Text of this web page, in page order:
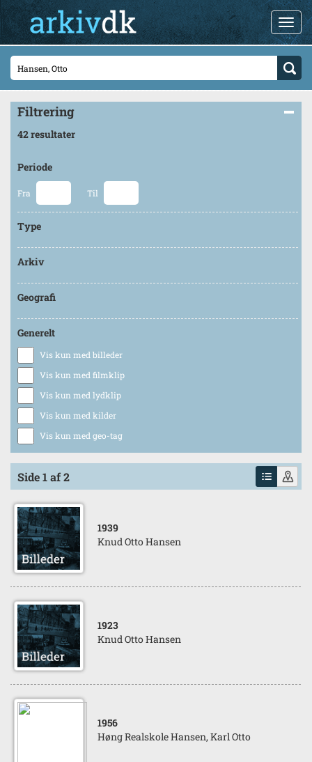
Filtrering
42 resultater
Periode
Fra Til
Type
Arkiv
Geografi
Generelt
Vis kun med billeder
Vis kun med filmklip
Vis kun med lydklip
Vis kun med kilder
Vis kun med geo-tag
Side 1 af 2
1939
Knud Otto Hansen
1923
Knud Otto Hansen
1956
Høng Realskole Hansen, Karl Otto